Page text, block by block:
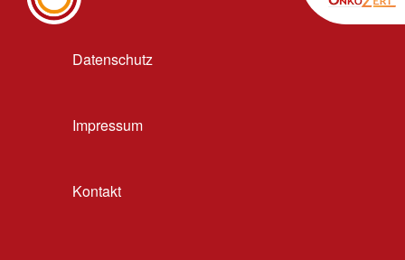
Datenschutz
Impressum
Kontakt